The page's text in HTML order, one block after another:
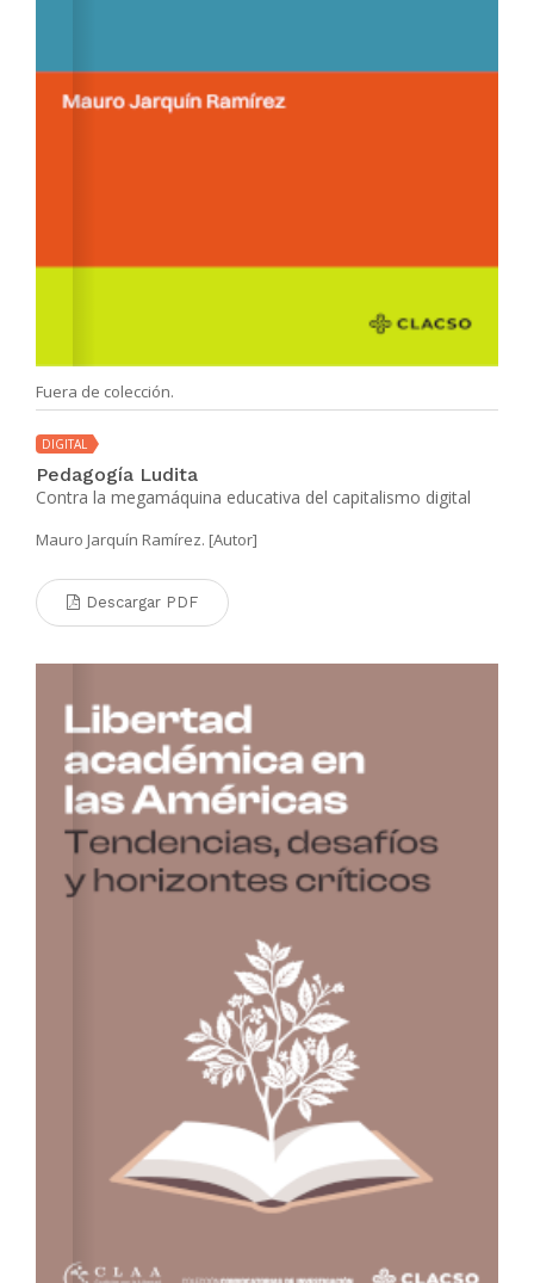
Fuera de colección.
DIGITAL
Pedagogía Ludita
Contra la megamáquina educativa del capitalismo digital
Mauro Jarquín Ramírez. [Autor]
Descargar PDF